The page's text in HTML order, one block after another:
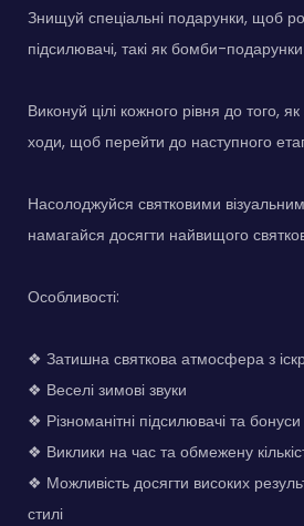
Знищуй спеціальні подарунки, щоб
підсилювачі, такі як бомби-
Виконуй цілі кожного рівня до того,
ходи, щоб перейти до наступного
Насолоджуйся святковими
намагайся досягти найвищого
Особливості:
❖ Затишна святкова атмосфера з
❖ Веселі зимові звуки
❖ Різноманітні підсилювачі та бонуси
❖ Виклики на час та обмежену
❖ Можливість досягти високих
стилі